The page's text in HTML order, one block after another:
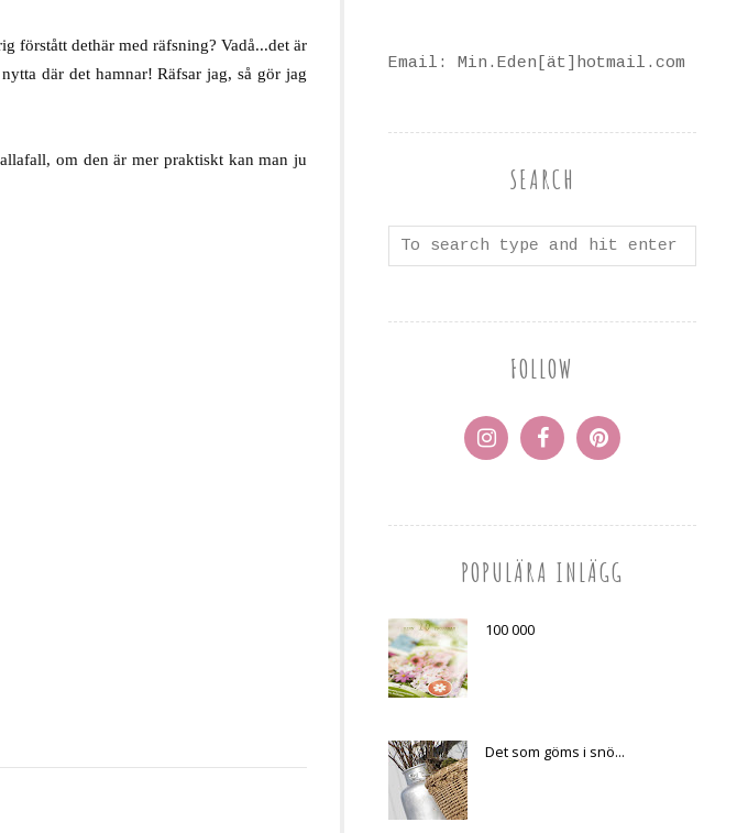
förstått dethär med räfsning? Vadå...det är
där det hamnar! Räfsar jag, så gör jag
om den är mer praktiskt kan man ju
Email: Min.Eden[ät]hotmail.com
SEARCH
FOLLOW
POPULÄRA INLÄGG
100 000
Det som göms i snö...